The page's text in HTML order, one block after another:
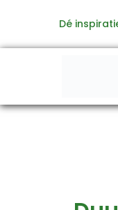
de
Dénaar: